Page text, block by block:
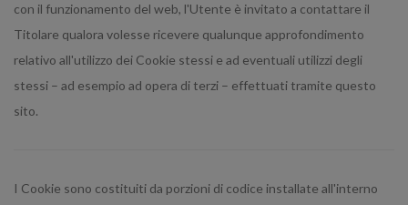
con il funzionamento del web, l'Utente è invitato a contattare il
Titolare qualora volesse ricevere qualunque approfondimento
relativo all'utilizzo dei Cookie stessi e ad eventuali utilizzi degli
stessi – ad esempio ad opera di terzi – effettuati tramite questo
sito.
I Cookie sono costituiti da porzioni di codice installate all'interno